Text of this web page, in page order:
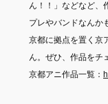
ん！！」などなど、
プレやバンドなんか
京都に拠点を置く京
ん。ぜひ、作品をチ
京都アニ作品一覧：